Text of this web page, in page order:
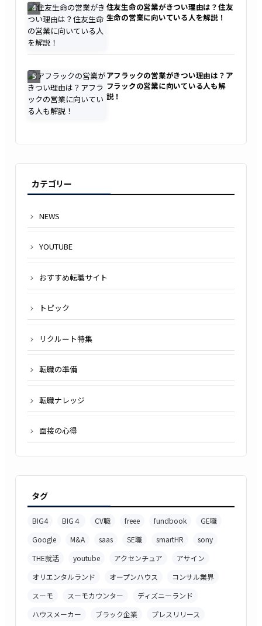
4
住友生命の営業がきつい理由は？住友
生命の営業に向いている人を解説！
5
アフラックの営業がきつい理由は？ア
フラックの営業に向いている人も解
説！
カテゴリー
NEWS
YOUTUBE
おすすめ転職サイト
トピック
リクルート特集
転職の準備
転職ナレッジ
面接の心得
タグ
BIG4 BIG４ CV職 freee fundbook
GE職
Google
M&A saas SE職 smartHR
sony
THE就活
youtube アクセンチュア
アサイン
オリエンタルランド
オープンハウス
コンサル業界
スーモ
スーモカウンター
ディズニーランド
ハウスメーカー
ブラック企業 プレスリリース